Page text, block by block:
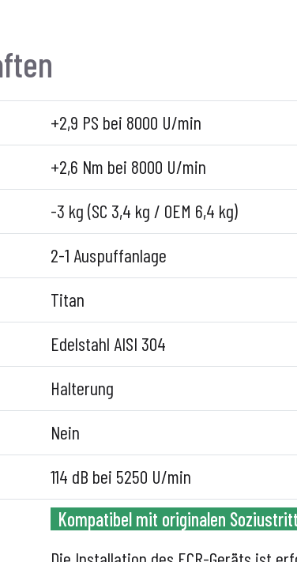
+2,9 PS bei 8000 U/min
+2,6 Nm bei 8000 U/min
-3 kg (SC 3,4 kg / OEM 6,4 kg)
2-1 Auspuffanlage
Titan
Edelstahl AISI 304
Halterung
Nein
114 dB bei 5250 U/min
Kompatibel mit originalen